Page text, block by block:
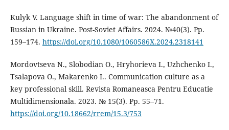
Kulyk V. Language shift in time of war: The abandonment of
Russian in Ukraine. Post-Soviet Affairs. 2024. №40(3). Рр.
159–174. https://doi.org/10.1080/1060586X.2024.2318141
Mordovtseva N., Slobodian O., Hryhorieva I., Uzhchenko I.,
Tsalapova O., Makarenko I.. Communication culture as a
key professional skill. Revista Romaneasca Pentru Educatie
Multidimensionala. 2023. № 15(3). Рр. 55–71.
https://doi.org/10.18662/rrem/15.3/753